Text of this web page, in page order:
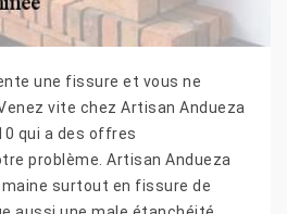
une fissure et vous ne
vite chez Artisan Andueza
qui a des offres
problème. Artisan Andueza
surtout en fissure de